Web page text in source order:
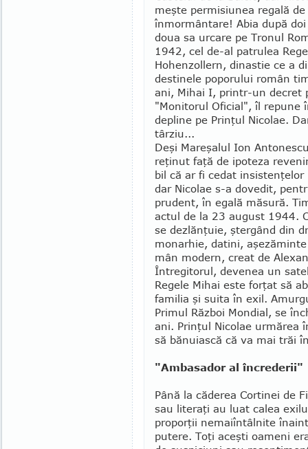
meşte per­misiunea regală
înmormân­tare! Abia după
doua sa urcare pe Tro­nul
1942, cel de-al patrulea
Hohenzollern, dinas­tie ce a
destinele poporu­lui român
ani, Mihai I, printr-un decret
"Monitorul Oficial", îl repune
depline pe Prinţul Nicolae.
târziu...
Deşi Mareşalul Ion
reţinut faţă de ipoteza
bil că ar fi cedat
dar Nicolae s-a dovedit,
prudent, în egală mă­su­ră.
actul de la 23 august 1944.
se dezlănţuie, ştergând din
monarhie, da­tini,
mân modern, creat de
Întregito­rul, devenea un
Regele Mihai este for­ţat să
familia şi suita în exil.
Primu­l Răz­boi Mon­dial, se
ani. Prinţul Nico­lae ur­mărea
să bănu­iască că va mai trăi
"Ambasador al încrederii"
Până la căderea Cortinei de
sau literaţi au luat calea
proporţii ne­mai­întâlnite
putere. Toţi aceşti oa­meni